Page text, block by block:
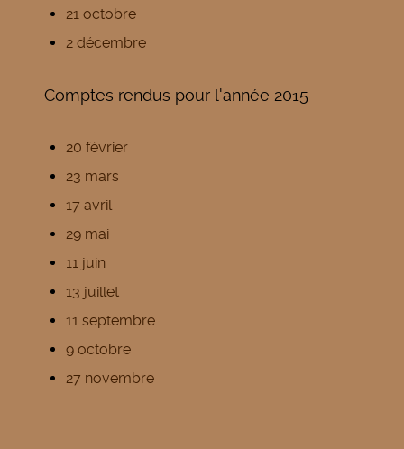
21 octobre
2 décembre
Comptes rendus pour l'année 2015
20 février
23 mars
17 avril
29 mai
11 juin
13 juillet
11 septembre
9 octobre
27 novembre